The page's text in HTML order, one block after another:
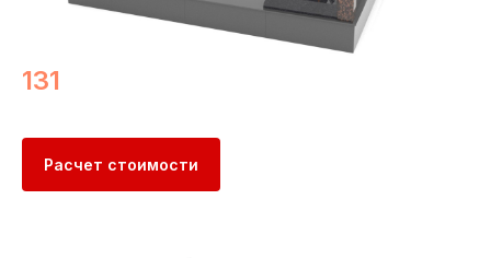
131
Расчет стоимости